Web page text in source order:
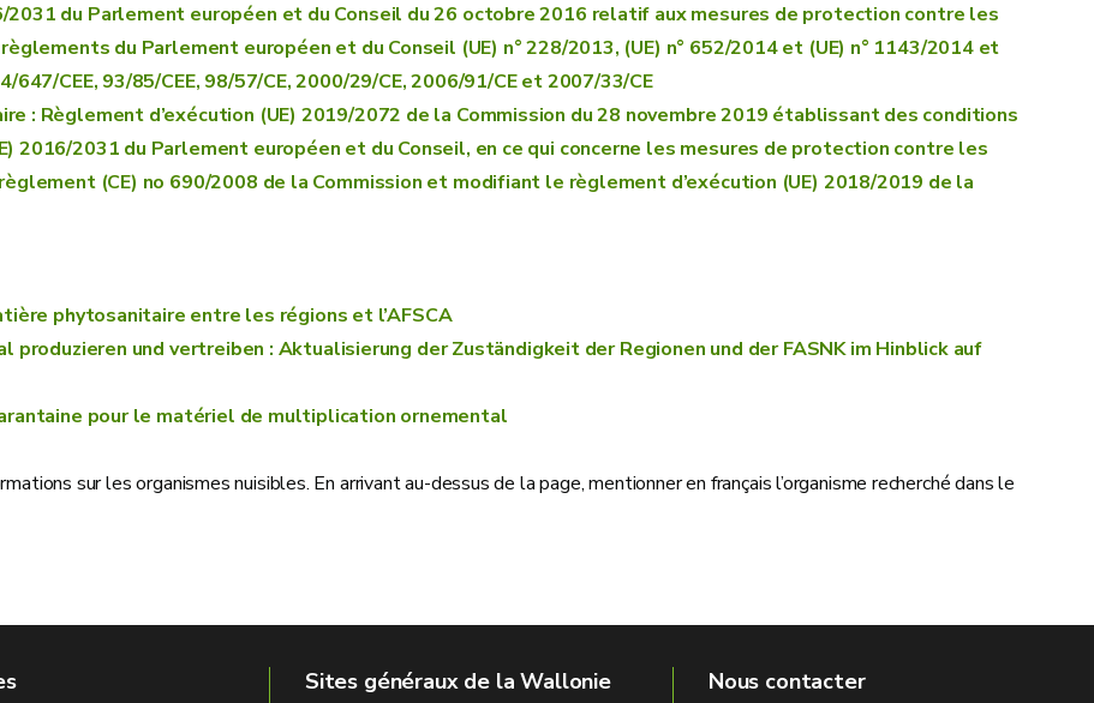
du Parlement européen et du Conseil du 26 octobre 2016 relatif aux mesures de protection contre les
du Parlement européen et du Conseil (UE) n° 228/2013, (UE) n° 652/2014 et (UE) n° 1143/2014 et
CEE, 93/85/CEE, 98/57/CE, 2000/29/CE, 2006/91/CE et 2007/33/CE
: Règlement d’exécution (UE) 2019/2072 de la Commission du 28 novembre 2019 établissant des conditions
2016/2031 du Parlement européen et du Conseil, en ce qui concerne les mesures de protection contre les
(CE) no 690/2008 de la Commission et modifiant le règlement d’exécution (UE) 2018/2019 de la
phytosanitaire entre les régions et l’AFSCA
und vertreiben : Aktualisierung der Zuständigkeit der Regionen und der FASNK im Hinblick auf
pour le matériel de multiplication ornemental
sur les organismes nuisibles. En arrivant au-dessus de la page, mentionner en français l’organisme recherché dans le
Sites généraux de la Wallonie Nous contacter